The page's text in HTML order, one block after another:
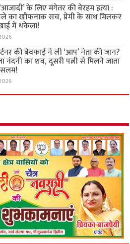
के लिए मंगेतर की बेरहम हत्या :
का खौफनाक सच, प्रेमी के साथ मिलकर
में धकेला!
की बेवफाई ने ली ‘आप’ नेता की जान?
नंदनी का शव, दूसरी पत्नी से मिलने जाता